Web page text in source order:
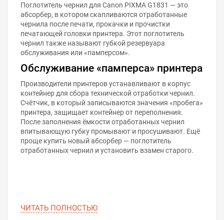
Поглотитель чернил для Canon PIXMA G1831 — это
абсорбер, в котором скапливаются отработанные
чернила после печати, прокачки и прочистки
печатающей головки принтера. Этот поглотитель
чернил также называют губкой резервуара
обслуживания или «памперсом».
Обслуживание «памперса» принтера
Производители принтеров устанавливают в корпус
контейнер для сбора технической отработки чернил.
Счётчик, в который записываются значения «пробега»
принтера, защищает контейнер от переполнения.
После заполнения ёмкости отработанных чернил
впитывающую губку промывают и просушивают. Ещё
проще купить новый абсорбер — поглотитель
отработанных чернил и установить взамен старого.
ЧИТАТЬ ПОЛНОСТЬЮ